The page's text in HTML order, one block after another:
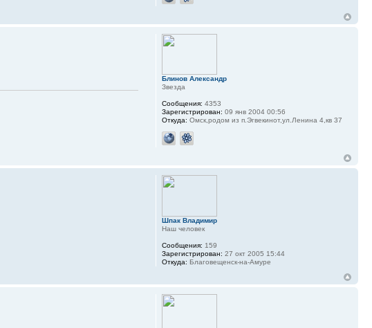
Блинов Александр
Звезда
Сообщения: 4353
Зарегистрирован: 09 янв 2004 00:56
Откуда: Омск,родом из п.Эгвекинот,ул.Ленина 4,кв 37
Шпак Владимир
Наш человек
Сообщения: 159
Зарегистрирован: 27 окт 2005 15:44
Откуда: Благовещенск-на-Амуре